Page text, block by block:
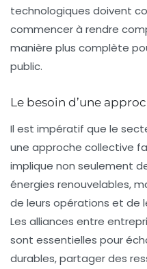
technologiques doivent
commencer à rendre
manière plus complète
public.
Le besoin d’une
Il est impératif que le
une approche collective
implique non seulement
énergies renouvelables,
de leurs opérations et de
Les alliances entre
sont essentielles pour
durables, partager des